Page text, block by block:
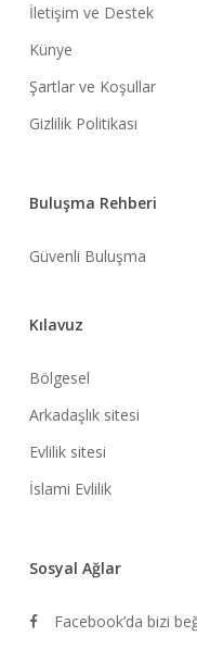
İletişim ve Destek
Künye
Şartlar ve Koşullar
Gizlilik Politikası
Buluşma Rehberi
Güvenli Buluşma
Kılavuz
Bölgesel
Arkadaşlık sitesi
Evlilik sitesi
İslami Evlilik
Sosyal Ağlar
Facebook’da bizi